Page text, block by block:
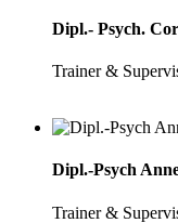
Dipl.- Psych.
Trainer &
Dipl.-Psych
Trainer &